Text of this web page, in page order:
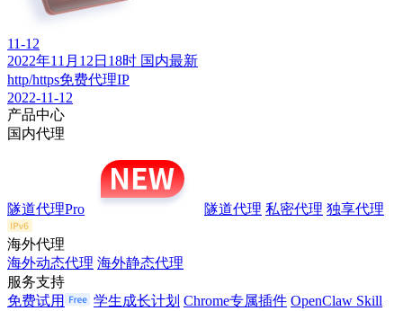
11-12
2022年11月12日18时 国内最新
http/https免费代理IP
2022-11-12
产品中心
国内代理
隧道代理Pro 隧道代理 私密代理 独享代理
海外代理
海外动态代理 海外静态代理
服务支持
免费试用
学生成长计划 Chrome专属插件 OpenClaw Skill